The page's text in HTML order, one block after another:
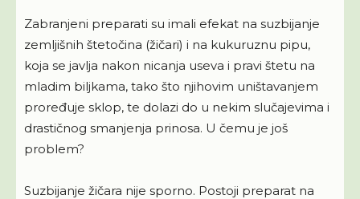
Zabranjeni preparati su imali efekat na suzbijanje
zemljišnih štetočina (žičari) i na kukuruznu pipu,
koja se javlja nakon nicanja useva i pravi štetu na
mladim biljkama, tako što njihovim uništavanjem
proređuje sklop, te dolazi do u nekim slučajevima i
drastičnog smanjenja prinosa. U čemu je još
problem?
Suzbijanje žičara nije sporno. Postoji preparat na